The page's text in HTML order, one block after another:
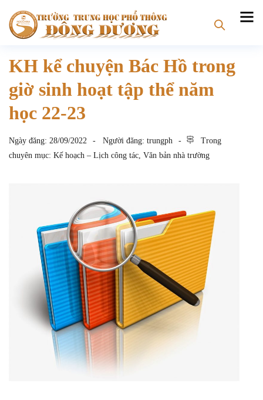
KH kể chuyện Bác Hồ trong
giờ sinh hoạt tập thể năm
học 22-23
Ngày đăng: 28/09/2022 Người đăng: trungph
Trong
chuyên mục: Kế hoạch – Lịch công tác, Văn bản nhà trường